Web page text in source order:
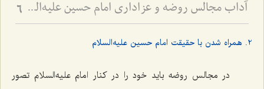
آداب مجالس روضه و عزاداری امام حسین علیه‌السلام - و توصیه‌های بزرگان دربارۀ ماه‌های محرّم و صفر 6
2. همراه شدن با حقیقت امام حسین علیه‌السلام
در مجالس روضه باید خود را در کنار امام علیه‌السلام تصور